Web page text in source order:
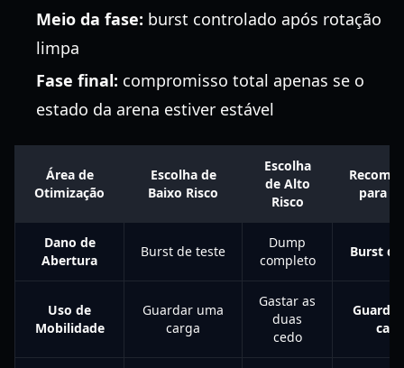
Meio da fase: burst controlado após rotação
limpa
Fase final: compromisso total apenas se o
estado da arena estiver estável
Área de
Otimização
Escolha de
Baixo Risco
Escolha
de Alto
Risco
para
Dano de
Abertura
Burst de teste
Dump
completo
Burst
Uso de
Mobilidade
Guardar uma
carga
Gastar as
duas
cedo